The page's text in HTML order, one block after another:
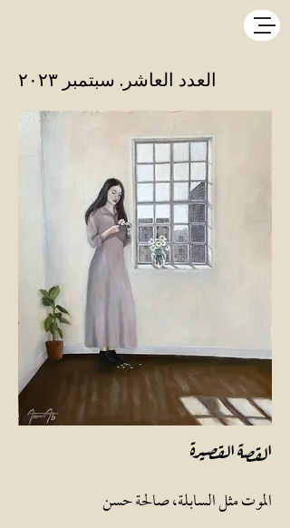
القصة القصيرة
الموت مثل السابلة،صالحةحسن
العدد العاشر. سبتمبر ٢٠٢٣